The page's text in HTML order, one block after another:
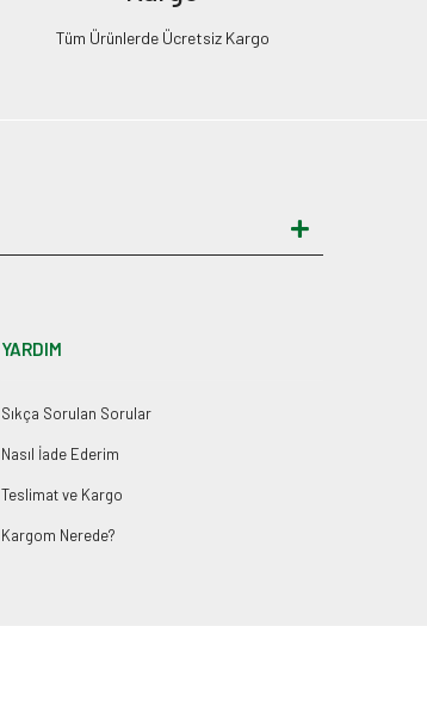
Tüm Ürünlerde Ücretsiz Kargo
YARDIM
Sıkça Sorulan Sorular
Nasıl İade Ederim
Teslimat ve Kargo
Kargom Nerede?